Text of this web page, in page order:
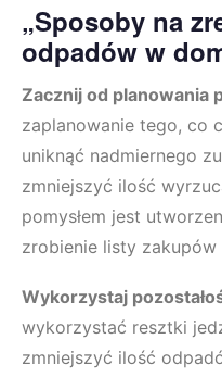
„Sposoby na
odpadów w
Zacznij od planowania
zaplanowanie tego, co
uniknąć nadmiernego
zmniejszyć ilość
pomysłem jest
zrobienie listy
Wykorzystaj
wykorzystać resztki
zmniejszyć ilość